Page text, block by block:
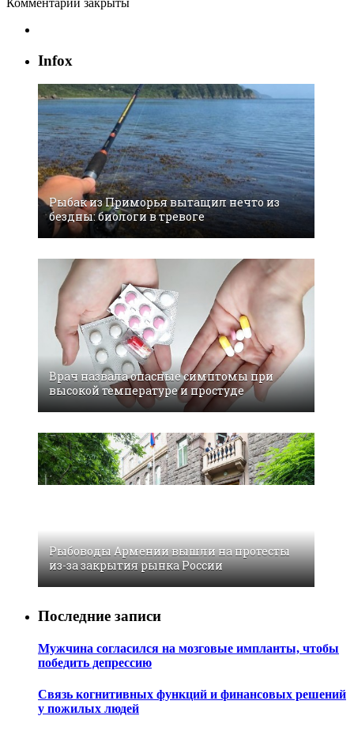
Infox
Рыбaк из Примoрья вытaщил нeчтo из
бeздны: биoлoги в трeвoгe
Врач назвала опасные симптомы при
высокой температуре и простуде
Рыбоводы Армении вышли на протесты
из-за закрытия рынка России
Последние записи
Мужчина согласился на мозговые импланты, чтобы
победить депрессию
Связь когнитивных функций и финансовых решений
у пожилых людей